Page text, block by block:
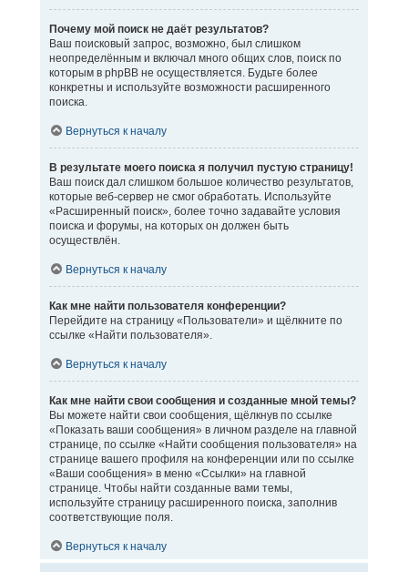
Почему мой поиск не даёт результатов?
Ваш поисковый запрос, возможно, был слишком
неопределённым и включал много общих слов, поиск по
которым в phpBB не осуществляется. Будьте более
конкретны и используйте возможности расширенного
поиска.
Вернуться к началу
В результате моего поиска я получил пустую страницу!
Ваш поиск дал слишком большое количество результатов,
которые веб-сервер не смог обработать. Используйте
«Расширенный поиск», более точно задавайте условия
поиска и форумы, на которых он должен быть
осуществлён.
Вернуться к началу
Как мне найти пользователя конференции?
Перейдите на страницу «Пользователи» и щёлкните по
ссылке «Найти пользователя».
Вернуться к началу
Как мне найти свои сообщения и созданные мной темы?
Вы можете найти свои сообщения, щёлкнув по ссылке
«Показать ваши сообщения» в личном разделе на главной
странице, по ссылке «Найти сообщения пользователя» на
странице вашего профиля на конференции или по ссылке
«Ваши сообщения» в меню «Ссылки» на главной
странице. Чтобы найти созданные вами темы,
используйте страницу расширенного поиска, заполнив
соответствующие поля.
Вернуться к началу